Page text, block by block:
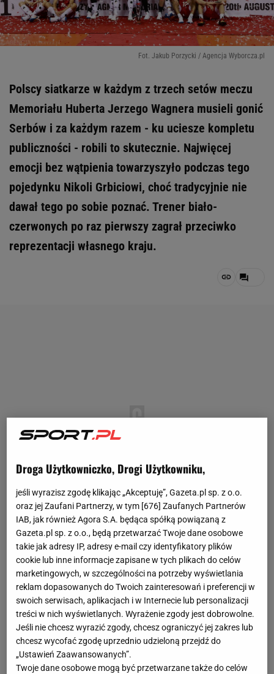
Fot. Jakub Porzycki / Agencja Wyborcza.pl
Polscy siatkarze w każdym z trzech setów meczu
Memoriału Huberta Jerzego Wagnera musieli gonić
Serbów i za każdym razem - ku uciesze kompletu
publiczności - robili to skutecznie. Najwięcej
emocji bez wątpienia towarzyszyło podczas tego
pojedynku Nikoli Grbiciowi, choć tradycyjnie nie
dawał tego po sobie poznać. Trener biało-
czerwonych po raz pierwszy zagrał przeciwko
reprezentacji własnego kraju.
Teoretycznie był to mecz o nic. Losy zwycięstwa w
tegorocznej edycji MemoriałuHuberta Jerzego
Wagnera rozstrzygnięte były już bowiem w piątkowy
wieczór, po dwóch kolejkach spotkań. Polacy mieli
bilans 6-0 i przy układzie pozostałych spotkań jasne
było, że nikt z rywali nie odbierze im tego triumfu. Po
Droga Użytkowniczko, Drogi Użytkowniku,
jeśli wyrazisz zgodę klikając „Akceptuję”, Gazeta.pl sp. z o.o.
oraz jej Zaufani Partnerzy, w tym [676] Zaufanych Partnerów
IAB, jak również Agora S.A. będąca spółką powiązaną z
Gazeta.pl sp. z o.o., będą przetwarzać Twoje dane osobowe
takie jak adresy IP, adresy e-mail czy identyfikatory plików
cookie lub inne informacje zapisane w tych plikach do celów
marketingowych, w szczególności na potrzeby wyświetlania
reklam dopasowanych do Twoich zainteresowań i preferencji w
swoich serwisach, aplikacjach i w Internecie lub personalizacji
treści w nich wyświetlanych. Wyrażenie zgody jest dobrowolne.
Jeśli nie chcesz wyrazić zgody, chcesz ograniczyć jej zakres lub
chcesz wycofać zgodę uprzednio udzieloną przejdź do
„Ustawień Zaawansowanych”.
Twoje dane osobowe mogą być przetwarzane także do celów